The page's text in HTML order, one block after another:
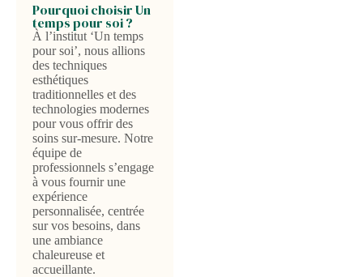
Pourquoi choisir Un
temps pour soi ?
À l’institut ‘Un temps
pour soi’, nous allions
des techniques
esthétiques
traditionnelles et des
technologies modernes
pour vous offrir des
soins sur-mesure. Notre
équipe de
professionnels s’engage
à vous fournir une
expérience
personnalisée, centrée
sur vos besoins, dans
une ambiance
chaleureuse et
accueillante.